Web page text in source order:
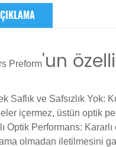
Preform'un
Saflık ve Safsızlık Yok:
içermez, üstün optik
Optik Performans:
olmadan iletilmesini